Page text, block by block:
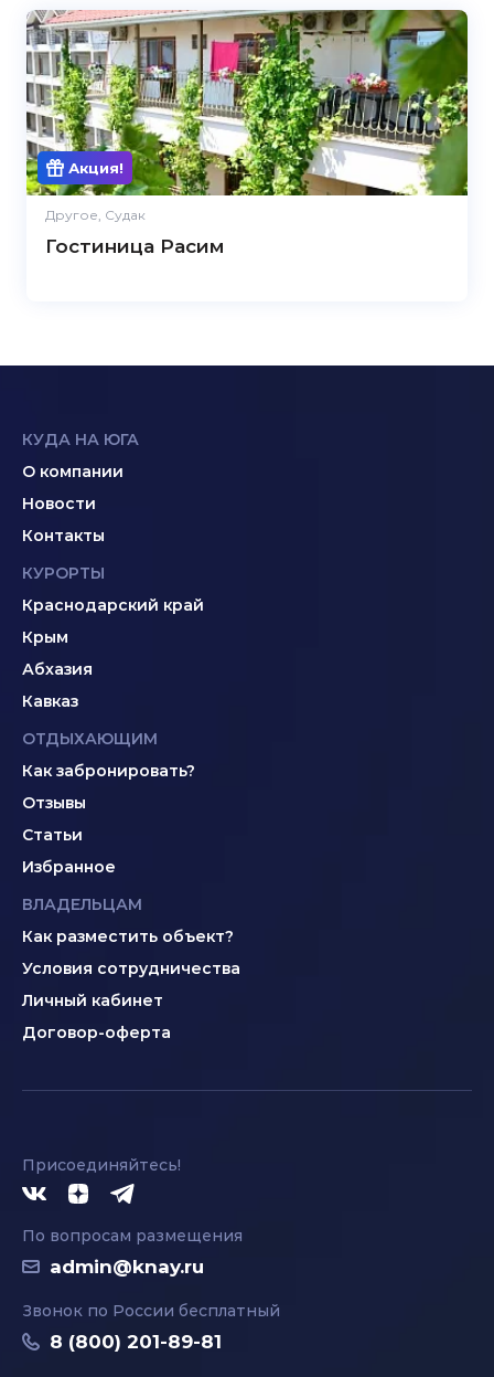
Акция!
Другое, Судак
Гостиница Расим
КУДА НА ЮГА
О компании
Новости
Контакты
КУРОРТЫ
Краснодарский край
Крым
Абхазия
Кавказ
ОТДЫХАЮЩИМ
Как забронировать?
Отзывы
Статьи
Избранное
ВЛАДЕЛЬЦАМ
Как разместить объект?
Условия сотрудничества
Личный кабинет
Договор-оферта
Присоединяйтесь!
По вопросам размещения
admin@knay.ru
Звонок по России бесплатный
8 (800) 201-89-81